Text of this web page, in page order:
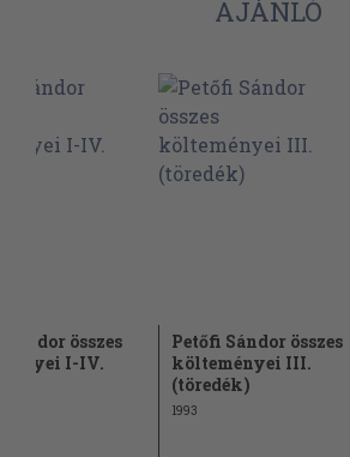
AJÁNLÓ
összes
I-IV.
Petőfi Sándor összes
költeményei III.
(töredék)
1993